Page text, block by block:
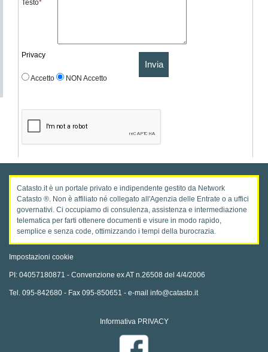
Testo*
Privacy
Accetto NON Accetto
Invia
Catasto.it è un portale privato e indipendente gestito da Network
Catasto ®. Non è affiliato né collegato all'Agenzia delle Entrate o a uffici
governativi. Ci occupiamo di consulenza, assistenza e intermediazione
telematica per farti ottenere documenti e visure in modo rapido,
semplice e senza code, ottimizzando i tempi della burocrazia.
Impostazioni cookie
PI: 04057180871 - Convenzione ex AT n.26508 del 4/4/2006
Tel. 095-842680 - Fax 095-850651 - e-mail info@catasto.it
Informativa PRIVACY